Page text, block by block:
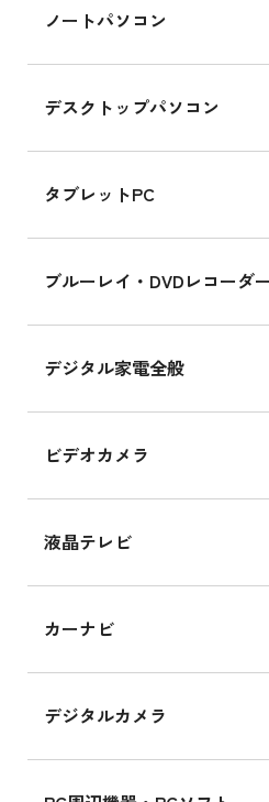
ノートパソコン
デスクトップパソコン
タブレットPC
ブルーレイ・DVDレコーダー
デジタル家電全般
ビデオカメラ
液晶テレビ
カーナビ
デジタルカメラ
ら
iPad mini シリーズ 2024
iPad mini 8.3インチ
iPhone 16 シリーズ
iPhone 16 の新品買取
iPad Air 11インチ シリ
iPad Air 11インチ の
iPhone 15 128GB シリ
iPhone 15 128GB の新
MK2K3J/Aの新品買取